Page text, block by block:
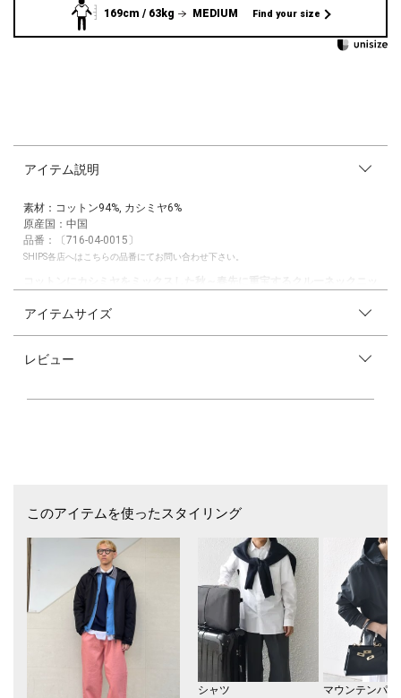
169cm / 63kg MEDIUM Find your size
アイテム説明
素材：コットン94%, カシミヤ6%
原産国：中国
品番：〔716-04-0015〕
SHIPS各店へはこちらの品番にてお問い合わせ下さい。
スウェットのような厚みともっちりとしたタッチが特徴。
スエードやウールコート、ライダースなどのアウターに最適です。
素材特有の着やすさとトレンド感をあわせもったクルーネックニットに仕
上がりました◎
----------------------------
裏地：無
光沢感：無
生地の厚み：中肉
水洗い：手洗い
アイテムサイズ
レビュー
このアイテムを使ったスタイリング
シャツ
マウンテンパー